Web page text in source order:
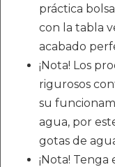
práctica
con la tabla
acabado
¡Nota! Los
rigurosos
su
agua, por
gotas de
¡Nota!